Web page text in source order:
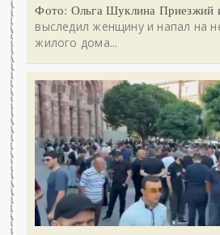
Фото: Ольга Шуклина Приезжий
выследил женщину и напал на
жилого дома...